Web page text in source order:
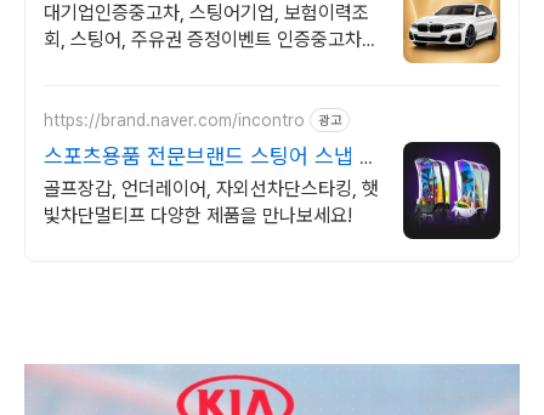
대기업인증중고차, 스팅어기업, 보험이력조
회, 스팅어, 주유권 증정이벤트 인증중고차 7
https://brand.naver.com/incontro 광고
스포츠용품 전문브랜드 스팅어 스냅 버
튼으로 간편조절 가능
골프장갑, 언더레이어, 자외선차단스타킹, 햇
빛차단멀티프 다양한 제품을 만나보세요!